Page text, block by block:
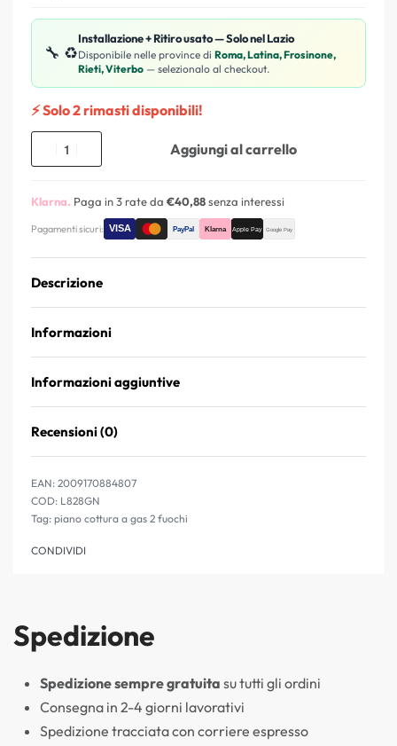
🔧 ♻️
Installazione + Ritiro usato — Solo nel Lazio
Disponibile nelle province di Roma, Latina, Frosinone,
Rieti, Viterbo — selezionalo al checkout.
⚡ Solo 2 rimasti disponibili!
Aggiungi al carrello
Klarna. Paga in 3 rate da €40,88senza interessi
Pagamenti sicuri:
Descrizione
Informazioni
Informazioni aggiuntive
Recensioni (0)
EAN: 2009170884807
L828GN
Tag: piano cottura a gas 2 fuochi
CONDIVIDI
Spedizione
Spedizione sempre gratuita su tutti gli ordini
Consegna in 2-4 giorni lavorativi
Spedizione tracciata con corriere espresso